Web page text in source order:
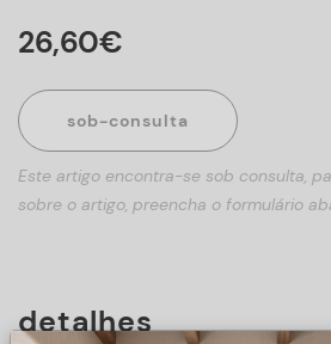
26,60€
sob-consulta
Este artigo encontra-se sob consulta,
sobre o artigo, preencha o formulário
detalhes